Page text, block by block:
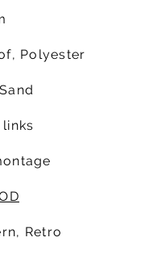
Polyester
links
Retro